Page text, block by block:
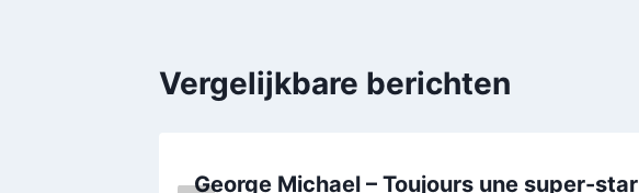
Vergelijkbare berichten
George Michael – Toujours une super-star